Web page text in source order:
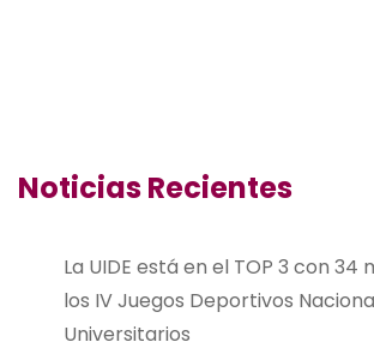
Noticias Recientes
La UIDE está en el TOP 3 con 34
los IV Juegos Deportivos
Universitarios